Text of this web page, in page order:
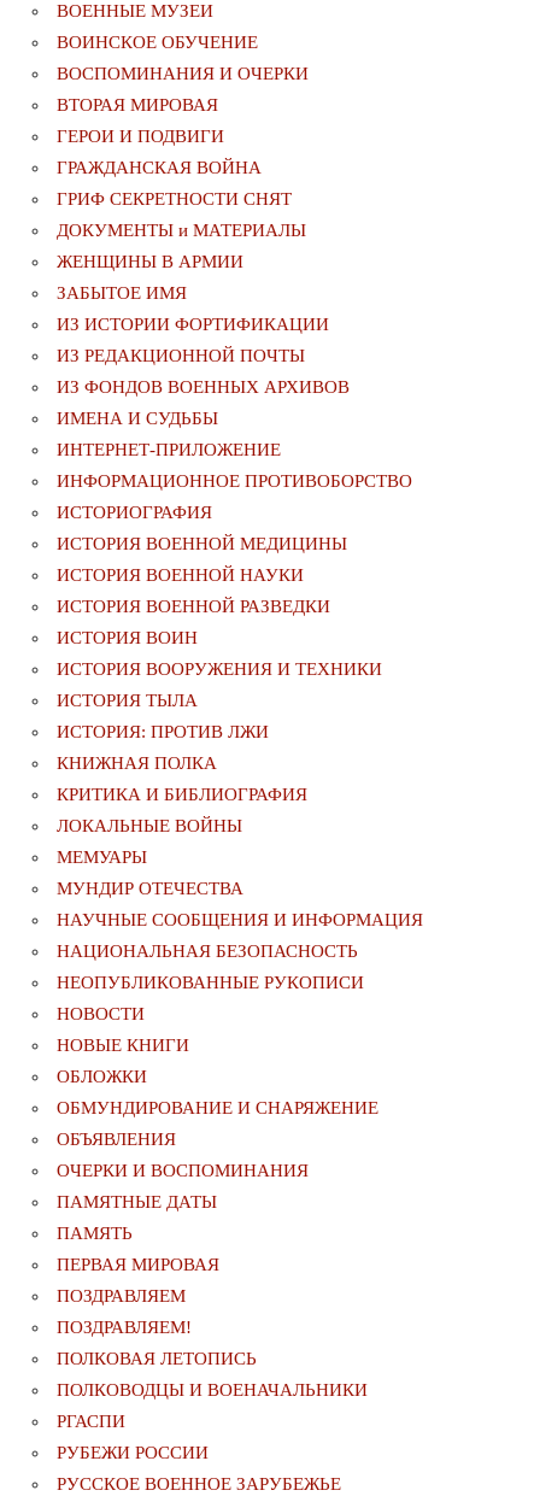
ВОЕННЫЕ МУЗЕИ
ВОИНСКОЕ ОБУЧЕНИЕ
ВОСПОМИНАНИЯ И ОЧЕРКИ
ВТОРАЯ МИРОВАЯ
ГЕРОИ И ПОДВИГИ
ГРАЖДАНСКАЯ ВОЙНА
ГРИФ СЕКРЕТНОСТИ СНЯТ
ДОКУМЕНТЫ и МАТЕРИАЛЫ
ЖЕНЩИНЫ В АРМИИ
ЗАБЫТОЕ ИМЯ
ИЗ ИСТОРИИ ФОРТИФИКАЦИИ
ИЗ РЕДАКЦИОННОЙ ПОЧТЫ
ИЗ ФОНДОВ ВОЕННЫХ АРХИВОВ
ИМЕНА И СУДЬБЫ
ИНТЕРНЕТ-ПРИЛОЖЕНИЕ
ИНФОРМАЦИОННОЕ ПРОТИВОБОРСТВО
ИСТОРИОГРАФИЯ
ИСТОРИЯ ВОЕННОЙ МЕДИЦИНЫ
ИСТОРИЯ ВОЕННОЙ НАУКИ
ИСТОРИЯ ВОЕННОЙ РАЗВЕДКИ
ИСТОРИЯ ВОИН
ИСТОРИЯ ВООРУЖЕНИЯ И ТЕХНИКИ
ИСТОРИЯ ТЫЛА
ИСТОРИЯ: ПРОТИВ ЛЖИ
КНИЖНАЯ ПОЛКА
КРИТИКА И БИБЛИОГРАФИЯ
ЛОКАЛЬНЫЕ ВОЙНЫ
МЕМУАРЫ
МУНДИР ОТЕЧЕСТВА
НАУЧНЫЕ СООБЩЕНИЯ И ИНФОРМАЦИЯ
НАЦИОНАЛЬНАЯ БЕЗОПАСНОСТЬ
НЕОПУБЛИКОВАННЫЕ РУКОПИСИ
НОВОСТИ
НОВЫЕ КНИГИ
ОБЛОЖКИ
ОБМУНДИРОВАНИЕ И СНАРЯЖЕНИЕ
ОБЪЯВЛЕНИЯ
ОЧЕРКИ И ВОСПОМИНАНИЯ
ПАМЯТНЫЕ ДАТЫ
ПАМЯТЬ
ПЕРВАЯ МИРОВАЯ
ПОЗДРАВЛЯЕМ
ПОЗДРАВЛЯЕМ!
ПОЛКОВАЯ ЛЕТОПИСЬ
ПОЛКОВОДЦЫ И ВОЕНАЧАЛЬНИКИ
РГАСПИ
РУБЕЖИ РОССИИ
РУССКОЕ ВОЕННОЕ ЗАРУБЕЖЬЕ